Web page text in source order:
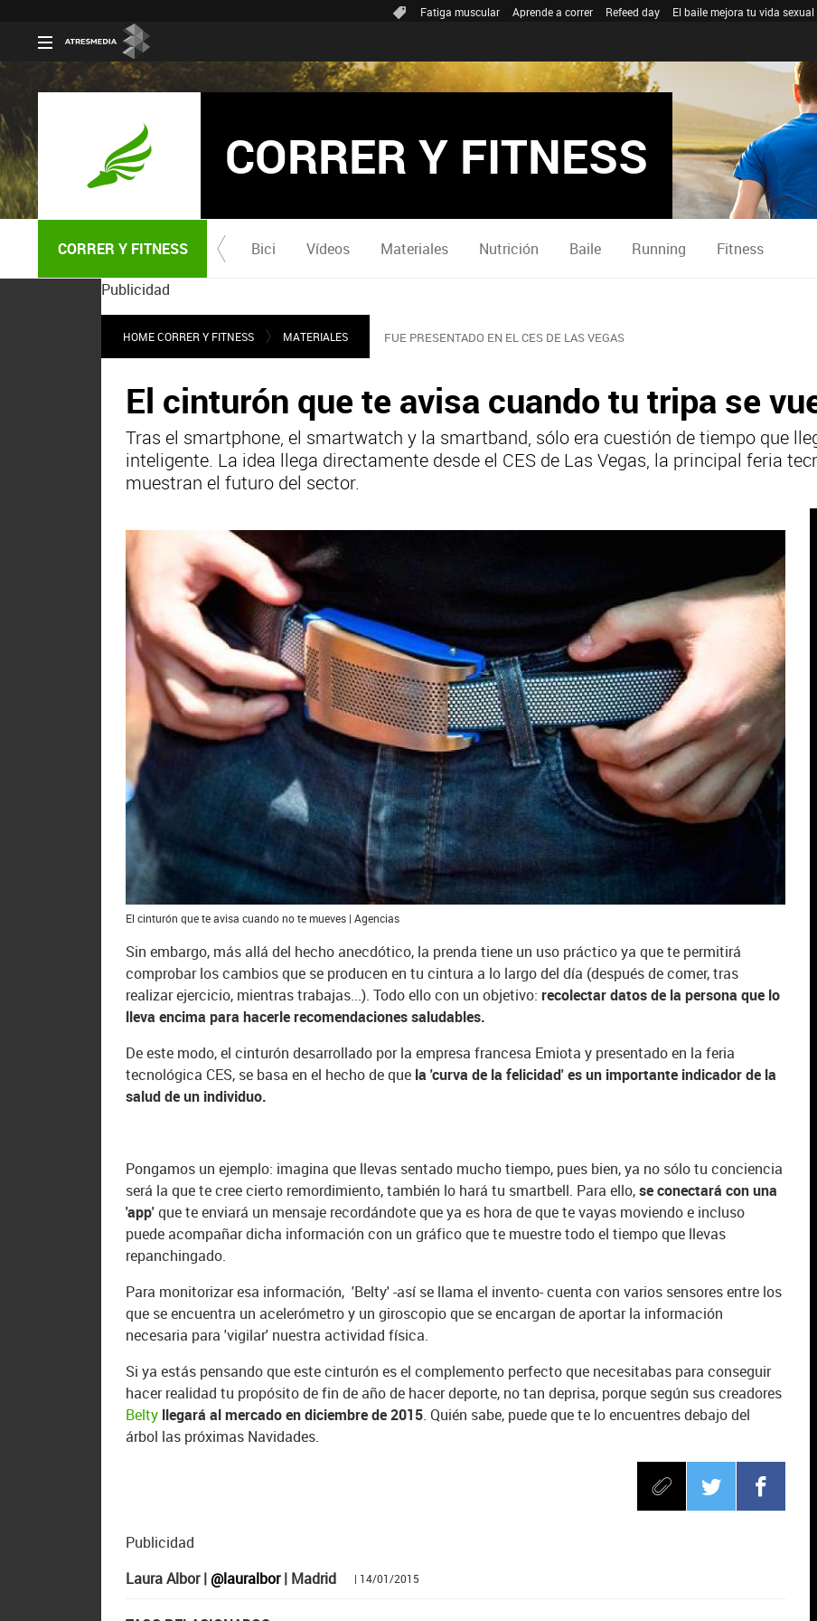
Fatiga muscular Aprende a correr Refeed day El baile mejora tu vida sexual
CORRER Y FITNESS
CORRER Y FITNESS Bici Vídeos Materiales Nutrición Baile Running Fitness
Publicidad
HOME CORRER Y FITNESS MATERIALES FUE PRESENTADO EN EL CES DE LAS VEGAS
El cinturón que te avisa cuando tu tripa se
Tras el smartphone, el smartwatch y la smartband, sólo era cuestión de tiempo que
inteligente. La idea llega directamente desde el CES de Las Vegas, la principal feria
muestran el futuro del sector.
El cinturón que te avisa cuando no te mueves | Agencias
Sin embargo, más allá del hecho anecdótico, la prenda tiene un uso práctico ya que te permitirá
comprobar los cambios que se producen en tu cintura a lo largo del día (después de comer, tras
realizar ejercicio, mientras trabajas...). Todo ello con un objetivo:recolectar datos de la persona que lo
lleva encima para hacerle recomendaciones saludables.
De este modo, el cinturón desarrollado por la empresa francesa Emiota y presentado en la feria
tecnológica CES, se basa en el hecho de que la 'curva de la felicidad' es un importante indicador de la
salud de un individuo.
Pongamos un ejemplo: imagina que llevas sentado mucho tiempo, pues bien, ya no sólo tu conciencia
será la que te cree cierto remordimiento, también lo hará tu smartbell. Para ello,se conectará con una
'app'que te enviará un mensaje recordándote que ya es hora de que te vayas moviendo e incluso
puede acompañar dicha información con un gráfico que te muestre todo el tiempo que llevas
repanchingado.
Para monitorizar esa información, 'Belty' -así se llama el invento- cuenta con varios sensores entre los
que se encuentra un acelerómetro y un giroscopio que se encargan de aportar la información
necesaria para 'vigilar' nuestra actividad física.
Si ya estás pensando que este cinturón es el complemento perfecto que necesitabas para conseguir
hacer realidad tu propósito de fin de año de hacer deporte, no tan deprisa, porque según sus creadores
Belty llegará al mercado en diciembre de 2015. Quién sabe, puede que te lo encuentres debajo del
árbol las próximas Navidades.
Publicidad
Laura Albor |@lauralbor| Madrid | 14/01/2015